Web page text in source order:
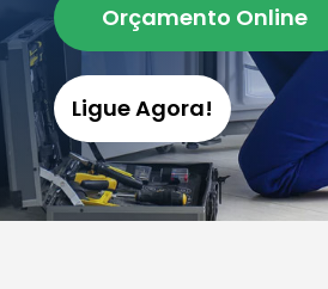
Orçamento Online
Ligue Agora!